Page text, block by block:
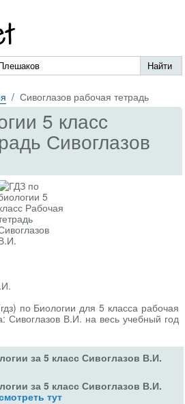
Сивоглазов рабочая тетрадь
5 класс
Сивоглазов
по Биологии для 5 класса рабочая
Сивоглазов В.И. на весь учебный год
за 5 класс Сивоглазов В.И.
за 5 класс Сивоглазов В.И.
тут